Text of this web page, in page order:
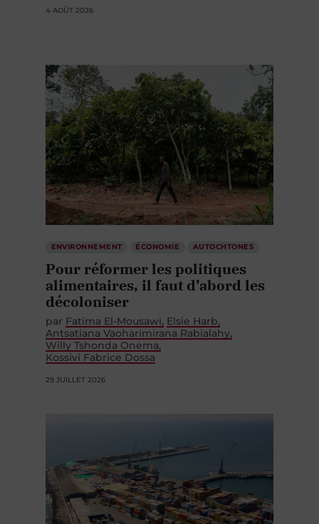
4 AOÛT 2026
ENVIRONNEMENT ÉCONOMIE AUTOCHTONES
Pour réformer les politiques
alimentaires, il faut d’abord les
décoloniser
par Fatima El-Mousawi Elsie Harb
Antsatiana Vaoharimirana Rabialahy
Willy Tshonda Onema
Kossivi Fabrice Dossa
29 JUILLET 2026